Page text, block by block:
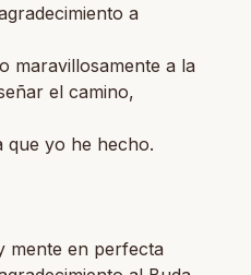
a
maravillosamente a la
el camino,
que yo he hecho.
mente en perfecta